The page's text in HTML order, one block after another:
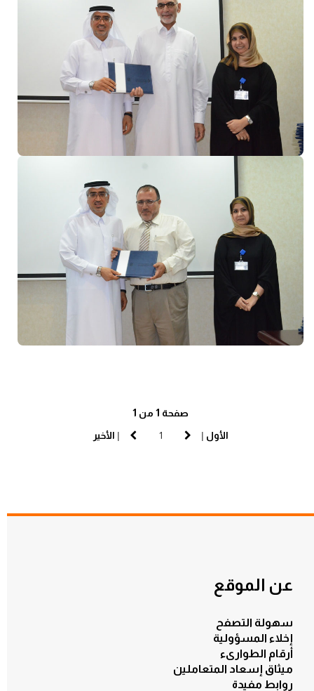
صفحة 1 من 1
الأول |
| الأخير
عن الموقع
سهولة التصفح
إخلاء المسؤولية
أرقام الطوارىء
ميثاق إسعاد المتعاملين
روابط مفيدة